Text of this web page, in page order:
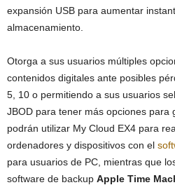
expansión USB para aumentar
almacenamiento.
Otorga a sus usuarios múltiples
contenidos digitales ante posibles
5, 10 o permitiendo a sus usuarios
JBOD para tener más opciones para
podrán utilizar My Cloud EX4 para
ordenadores y dispositivos con el
para usuarios de PC, mientras que
software de backup Apple Time